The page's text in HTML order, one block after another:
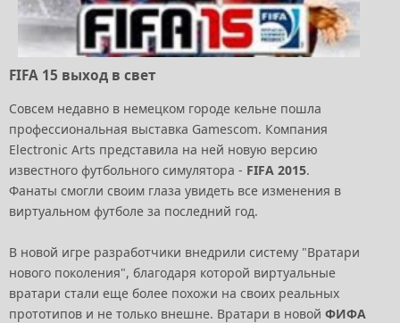
FIFA 15 выход в свет
Совсем недавно в немецком городе кельне пошла
профессиональная выставка Gamescom. Компания
Electronic Arts представила на ней новую версию
известного футбольного симулятора - FIFA 2015.
Фанаты смогли своим глаза увидеть все изменения в
виртуальном футболе за последний год.
В новой игре разработчики внедрили систему "Вратари
нового поколения", благодаря которой виртуальные
вратари стали еще более похожи на своих реальных
прототипов и не только внешне. Вратари в новой ФИФА